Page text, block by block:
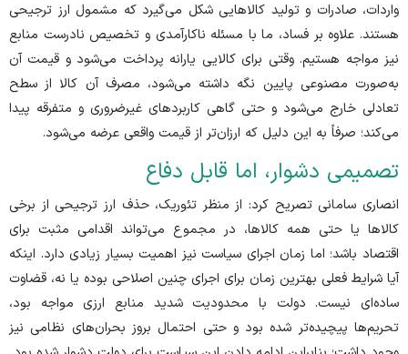
واردات، صادرات و تولید کالا‌هایی شکل می‌گیرد که مشمول ارز ترجیحی
هستند. علاوه بر فساد، ما با مسئله ناکارآمدی و تخصیص نادرست منابع
نیز مواجه هستیم. وقتی برای کالایی یارانه پرداخت می‌شود و قیمت آن
به‌صورت مصنوعی پایین نگه داشته می‌شود، مصرف آن کالا از سطح
تعادلی خارج می‌شود و حتی گاهی کاربرد‌های غیرضروری و متفرقه پیدا
می‌کند؛ صرفاً به این دلیل که ارزان‌تر از قیمت واقعی عرضه می‌شود.
تصمیمی دشوار، اما قابل دفاع
انصاری سامانی تصریح کرد: از منظر تئوریک، حذف ارز ترجیحی از برخی
کالا‌ها یا حتی همه کالاها، در مجموع می‌تواند اقدامی مثبت برای
اقتصاد باشد؛ اما زمان اجرای سیاست نیز اهمیت بسیار زیادی دارد. اینکه
آیا شرایط فعلی بهترین زمان برای اجرای چنین اصلاحی بوده یا نه، قضاوت
ساده‌ای نیست. دولت با محدودیت شدید منابع ارزی مواجه بود،
تحریم‌ها پیچیده‌تر شده بود و حتی احتمال بروز بحران‌های نظامی نیز